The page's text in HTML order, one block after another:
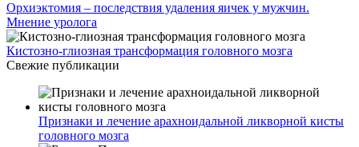
Орхиэктомия – последствия удаления яичек у мужчин.
Мнение уролога
Кистозно-глиозная трансформация головного мозга
Свежие публикации
Признаки и лечение арахноидальной ликворной кисты
головного мозга